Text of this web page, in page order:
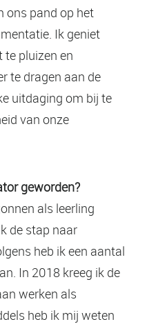
ons pand op het
Ik geniet
te pluizen en
te dragen aan de
uitdaging om bij te
van onze
geworden?
als leerling
de stap naar
heb ik een aantal
In 2018 kreeg ik de
werken als
heb ik mij weten